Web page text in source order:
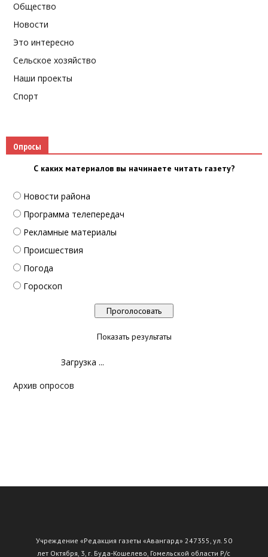
Общество
Новости
Это интересно
Сельское хозяйство
Наши проекты
Спорт
Опросы
С каких материалов вы начинаете читать газету?
Новости района
Программа телепередач
Рекламные материалы
Происшествия
Погода
Гороскоп
Показать результаты
Загрузка ...
Архив опросов
Учреждение «Редакция газеты «Авангард» 247355, ул. 50
лет Октября, 3, г. Буда-Кошелево, Гомельской области Р/с